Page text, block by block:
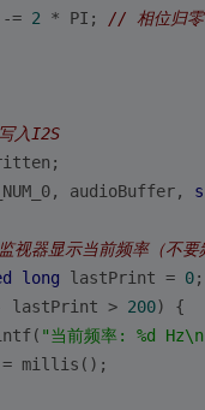
=
2 * PI; // 相位归零
入I2S
audioBuffer,
器显示当前频率（不要
long lastPrint = 0;
lastPrint > 200) {
( "当前频率: %d
millis ();